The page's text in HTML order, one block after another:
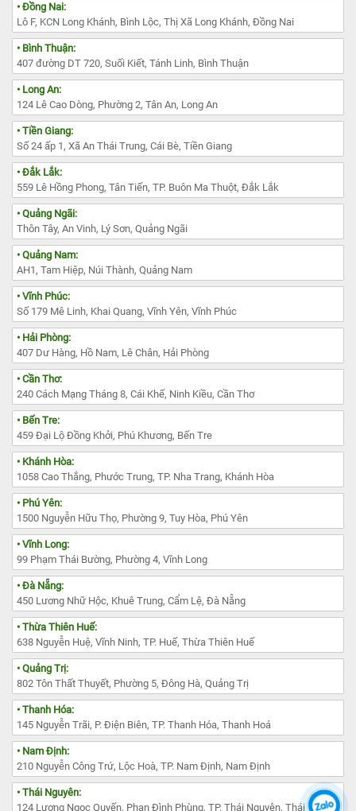
• Đồng Nai:
Lô F, KCN Long Khánh, Bình Lộc, Thị Xã Long Khánh, Đồng Nai
• Bình Thuận:
407 đường DT 720, Suối Kiết, Tánh Linh, Bình Thuận
• Long An:
124 Lê Cao Dòng, Phường 2, Tân An, Long An
• Tiền Giang:
Số 24 ấp 1, Xã An Thái Trung, Cái Bè, Tiền Giang
• Đắk Lắk:
559 Lê Hồng Phong, Tân Tiến, TP. Buôn Ma Thuột, Đắk Lắk
• Quảng Ngãi:
Thôn Tây, An Vinh, Lý Sơn, Quảng Ngãi
• Quảng Nam:
AH1, Tam Hiệp, Núi Thành, Quảng Nam
• Vĩnh Phúc:
Số 179 Mê Linh, Khai Quang, Vĩnh Yên, Vĩnh Phúc
• Hải Phòng:
407 Dư Hàng, Hồ Nam, Lê Chân, Hải Phòng
• Cần Thơ:
240 Cách Mạng Tháng 8, Cái Khế, Ninh Kiều, Cần Thơ
• Bến Tre:
459 Đại Lộ Đồng Khởi, Phú Khương, Bến Tre
• Khánh Hòa:
1058 Cao Thắng, Phước Trung, TP. Nha Trang, Khánh Hòa
• Phú Yên:
1500 Nguyễn Hữu Thọ, Phường 9, Tuy Hòa, Phú Yên
• Vĩnh Long:
99 Phạm Thái Bường, Phường 4, Vĩnh Long
• Đà Nẵng:
450 Lương Nhữ Hộc, Khuê Trung, Cẩm Lệ, Đà Nẵng
• Thừa Thiên Huế:
638 Nguyễn Huệ, Vĩnh Ninh, TP. Huế, Thừa Thiên Huế
• Quảng Trị:
802 Tôn Thất Thuyết, Phường 5, Đông Hà, Quảng Trị
• Thanh Hóa:
145 Nguyễn Trãi, P. Điện Biên, TP. Thanh Hóa, Thanh Hoá
• Nam Định:
210 Nguyễn Công Trứ, Lộc Hoà, TP. Nam Định, Nam Định
• Thái Nguyên:
124 Lương Ngọc Quyến, Phan Đình Phùng, TP. Thái Nguyên, Thái